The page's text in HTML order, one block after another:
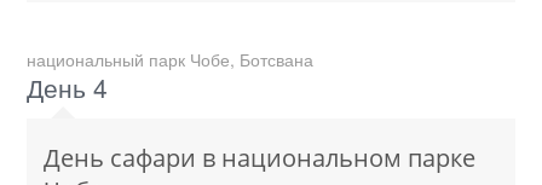
национальный парк Чобе, Ботсвана
День 4
День сафари в национальном парке